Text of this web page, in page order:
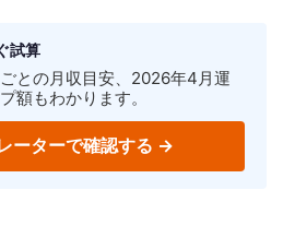
試算
との月収目安、2026年4月運
額もわかります。
ーターで確認する →